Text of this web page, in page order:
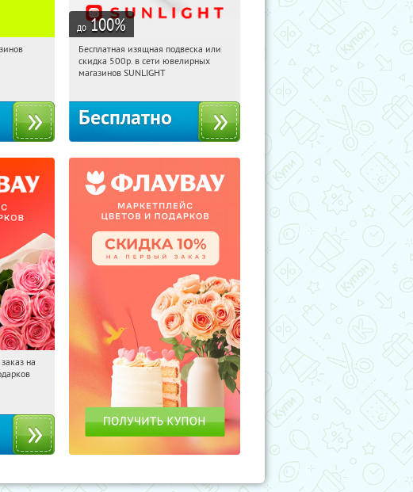
первым!
до 100%
21:32:16 Получили:
Россия
Бесплатная изящная подвеска или
скидка 500р. в сети ювелирных
магазинов SUNLIGHT
Бесплатно
на